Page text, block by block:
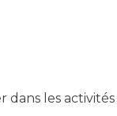
dans les